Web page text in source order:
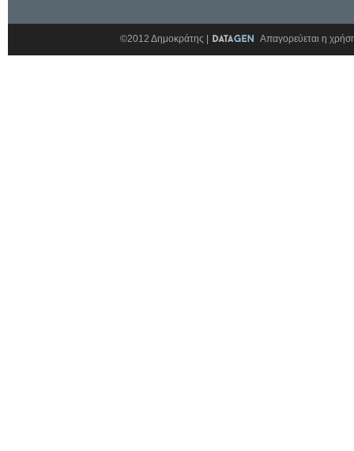
©2012 Δημοκράτης | Απαγορεύεται η